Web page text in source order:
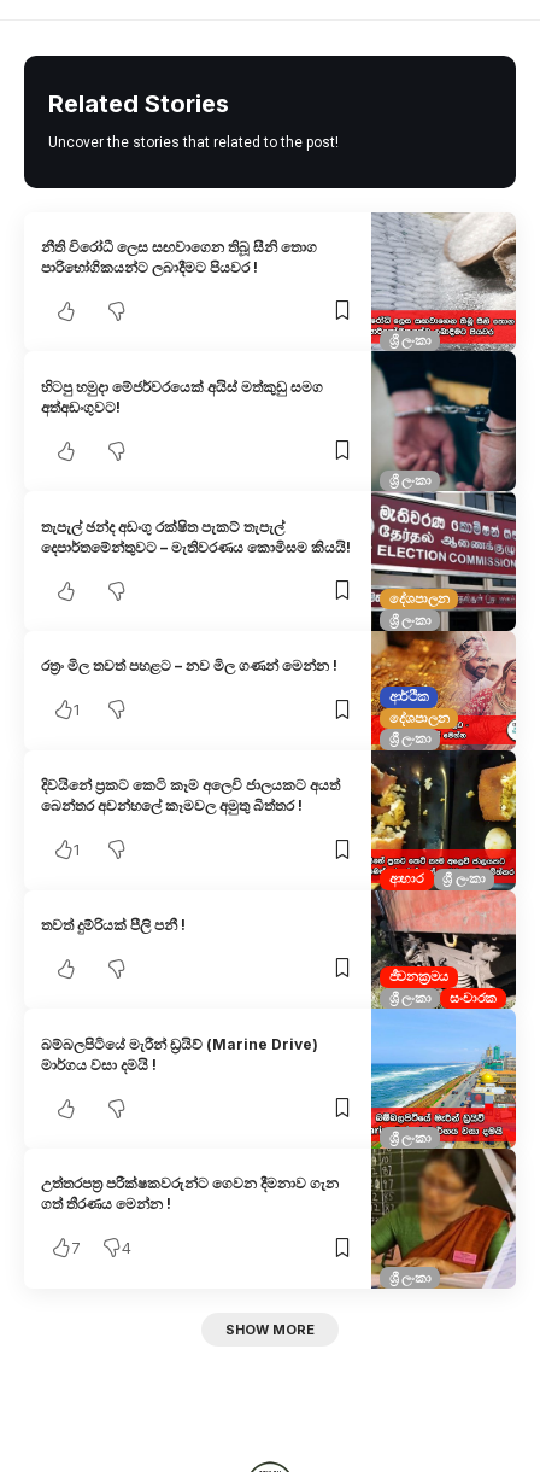
Related Stories
Uncover the stories that related to the post!
ශ්‍රී ලංකා
නීති විරෝධී ලෙස සඟවාගෙන තිබූ සීනි තොග
පාරිභෝගිකයන්ට ලබාදීමට පියවර !
ශ්‍රී ලංකා
හිටපු හමුදා මේජර්වරයෙක් අයිස් මත්කුඩු සමග
අත්අඩංගුවට!
දේශපාලන
ශ්‍රී ලංකා
තැපැල් ඡන්ද අඩංගු රක්ෂිත පැකට් තැපැල්
දෙපාර්තමේන්තුවට – මැතිවරණය කොමිසම කියයි!
ආර්ථික
දේශපාලන
ශ්‍රී ලංකා
රත්‍රං මිල තවත් පහළට – නව මිල ගණන් මෙන්න !
1
ආහාර ශ්‍රී ලංකා
දිවයිනේ ප්‍රකට කෙටි කෑම අලෙවි ජාලයකට අයත්
බෙන්තර අවන්හලේ කෑමවල අමුතු බිත්තර !
1
ජීවනක්‍රමය
ශ්‍රී ලංකා
සංචාරක
තවත් දුම්රියක් පීලි පනී !
ශ්‍රී ලංකා
බම්බලපිටියේ මැරීන් ඩ්‍රයිව් (Marine Drive)
මාර්ගය වසා දමයි !
ශ්‍රී ලංකා
උත්තරපත්‍ර පරීක්ෂකවරුන්ට ගෙවන දීමනාව ගැන
ගත් තීරණය මෙන්න !
7 4
SHOW MORE